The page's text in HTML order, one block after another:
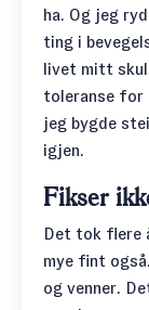
ha. Og jeg
ting i
livet mitt
toleranse for
jeg bygde
igjen.
Fikser
Det tok flere
mye fint
og venner.